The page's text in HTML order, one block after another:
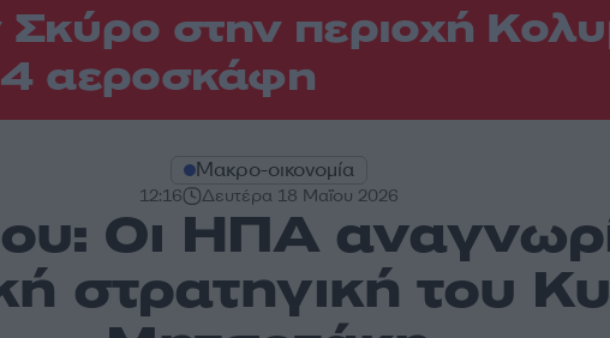
στην περιοχή
4 αεροσκάφη
Μακρο-οικονομία
12:16 Δευτέρα 18 Μαΐου 2026
Οι ΗΠΑ
στρατηγική του